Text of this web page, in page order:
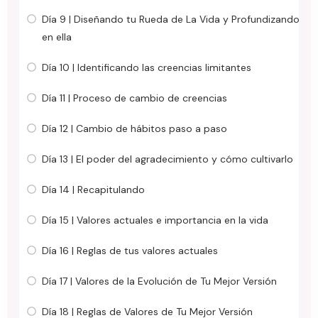
Día 9 | Diseñando tu Rueda de La Vida y Profundizando
en ella
Día 10 | Identificando las creencias limitantes
Día 11 | Proceso de cambio de creencias
Día 12 | Cambio de hábitos paso a paso
Día 13 | El poder del agradecimiento y cómo cultivarlo
Día 14 | Recapitulando
Día 15 | Valores actuales e importancia en la vida
Día 16 | Reglas de tus valores actuales
Día 17 | Valores de la Evolución de Tu Mejor Versión
Día 18 | Reglas de Valores de Tu Mejor Versión